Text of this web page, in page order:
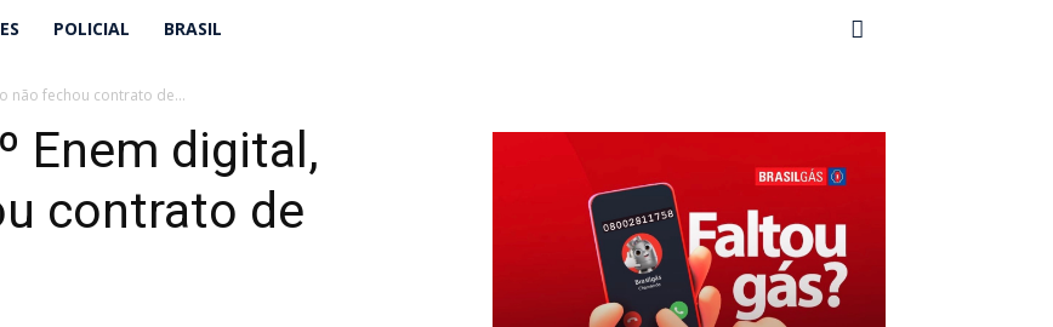
POLICIAL BRASIL
não fechou contrato de...
Enem digital,
contrato de